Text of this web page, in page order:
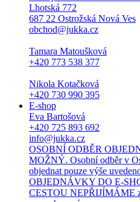
Lhotská 772
687 22 Ostrožská Nová Ves
obchod@jukka.cz
Tamara Matoušková
+420 773 538 377
Nikola Kotačková
+420 730 990 395
E-shop
Eva Bartošová
+420 725 893 692
info@jukka.cz
OSOBNÍ ODBĚR
MOŽNÝ. Osobní odběr v
objednat pouze výše
OBJEDNÁVKY DO E-
CESTOU NEPŘIJÍMÁME